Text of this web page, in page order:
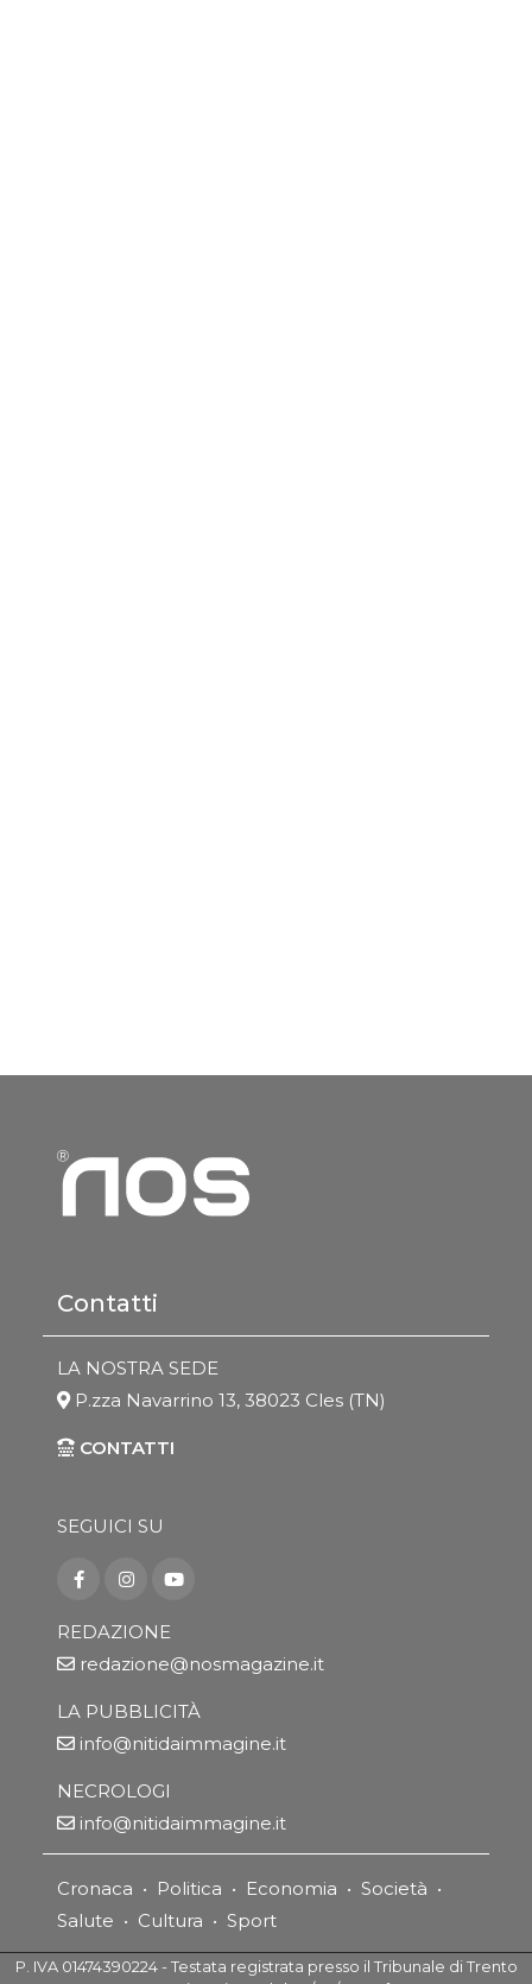
Contatti
LA NOSTRA SEDE
P.zza Navarrino 13, 38023 Cles (TN)
CONTATTI
SEGUICI SU
REDAZIONE
redazione@nosmagazine.it
LA PUBBLICITÀ
info@nitidaimmagine.it
NECROLOGI
info@nitidaimmagine.it
Cronaca • Politica • Economia • Società •
Salute • Cultura • Sport
P. IVA 01474390224 - Testata registrata presso il Tribunale di Trento